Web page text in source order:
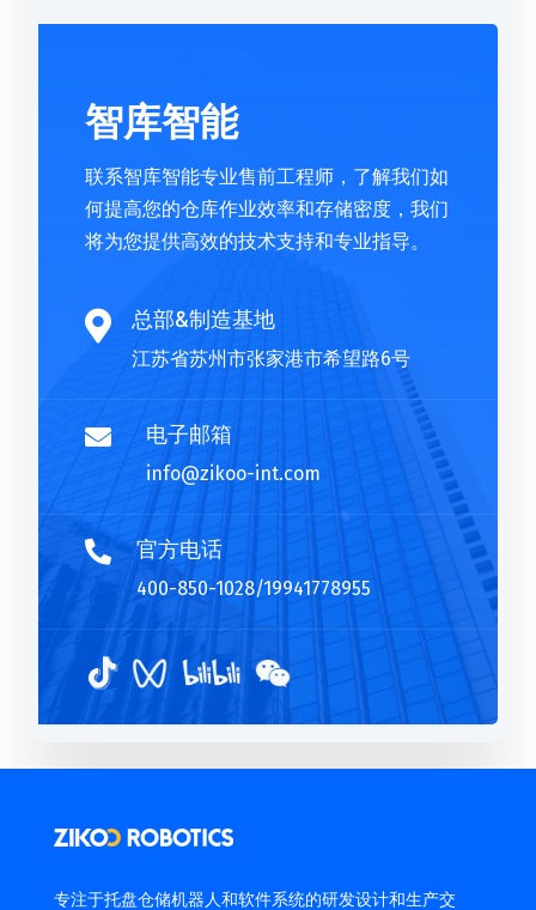
智库智能
联系智库智能专业售前工程师，了解我们如
何提高您的仓库作业效率和存储密度，我们
将为您提供高效的技术支持和专业指导。
 总部&制造基地
江苏省苏州市张家港市希望路6号
 电子邮箱
info@zikoo-int.com
 官方电话
400-850-1028/19941778955
专注于托盘仓储机器人和软件系统的研发设计和生产交